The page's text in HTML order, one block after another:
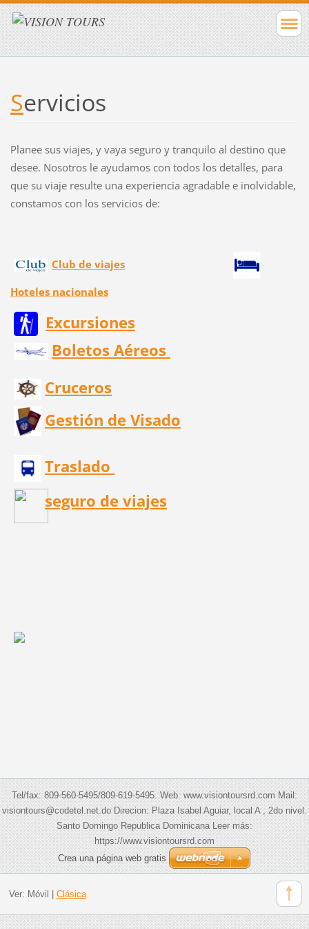
Servicios
Planee sus viajes, y vaya seguro y tranquilo al destino que
desee. Nosotros le ayudamos con todos los detalles, para
que su viaje resulte una experiencia agradable e inolvidable,
constamos con los servicios de:
Club de viajes
Hoteles nacionales
Excursiones
Boletos Aéreos
Cruceros
Gestión de Visado
Traslado
seguro de viajes
Tel/fax: 809-560-5495/809-619-5495. Web: www.visiontoursrd.com Mail:
visiontours@codetel.net.do Direcion: Plaza Isabel Aguiar, local A , 2do nivel.
Santo Domingo Republica Dominicana Leer más:
https://www.visiontoursrd.com
Crea una página web gratis
Ver: Móvil Clásica